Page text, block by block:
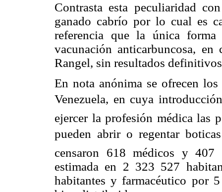
Contrasta esta peculiaridad
ganado cabrío por lo cual es
referencia que la única
vacunación anticarbuncosa,
Rangel, sin resultados
En nota anónima se ofrecen
Venezuela, en cuya
ejercer la profesión médica las
pueden abrir o regentar
censaron 618 médicos y 407
estimada en 2 323 527
habitantes y farmacéutico por